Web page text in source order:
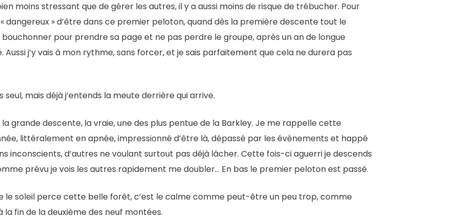
moins stressant que de gérer les autres, il y a aussi moins de risque de trébucher. Pour
dangereux » d’être dans ce premier peloton, quand dès la première descente tout le
pour prendre sa page et ne pas perdre le groupe, après un an de longue
j’y vais à mon rythme, sans forcer, et je sais parfaitement que cela ne durera pas
seul, mais déjà j’entends la meute derrière qui arrive.
la grande descente, la vraie, une des plus pentue de la Barkley. Je me rappelle cette
littéralement en apnée, impressionné d’être là, dépassé par les évènements et happé
inconscients, d’autres ne voulant surtout pas déjà lâcher. Cette fois-ci aguerri je descends
prévu je vois les autres rapidement me doubler… En bas le premier peloton est passé.
le soleil perce cette belle forêt, c’est le calme comme peut-être un peu trop, comme
fin de la deuxième des neuf montées.